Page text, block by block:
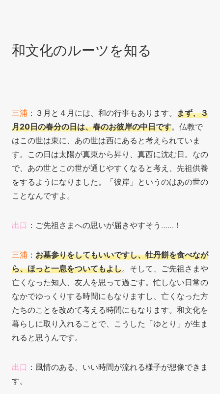
和文化のルーツを知る
三浦 ：３月と４月には、和の行事もあります。 まず、３
月20日の春分の日は、春のお彼岸の中日です。仏教で
はこの世は東に、あの世は西にあると考えられていま
す。この日は太陽が真東から昇り、真西に沈む日。なの
で、あの世とこの世が通じやすくなると考え、先祖供養
をするようになりました。「彼岸」というのはあの世の
ことなんですよ。
出口 ：ご先祖さまへの思いが届きやすそう……！
三浦 ： お墓参りをしてもいいですし、牡丹餅を食べなが
ら、ほっと一息をついてもよし。そして、ご先祖さまや
亡くなった知人、友人を思って過ごす。忙しない日常の
なかでゆっくりする時間にもなりますし、亡くなった方
たちのことを改めて考える時間にもなります。和文化を
暮らしに取り入れることで、こうした「ゆとり」が生ま
れると思うんです。
出口 ：風情のある、いい時間が流れる様子が想像できま
す。